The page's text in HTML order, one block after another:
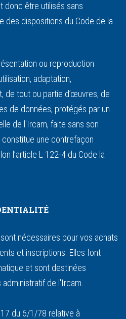
donc être utilisés sans
des dispositions du Code de la
ou reproduction
adaptation,
de tout ou partie d’œuvres, de
de données, protégés par un
de l'Ircam, faite sans son
une contrefaçon
l’article L 122-4 du Code la
nécessaires pour vos achats
et inscriptions. Elles font
et sont destinées
de l'Ircam.
du 6/1/78 relative à